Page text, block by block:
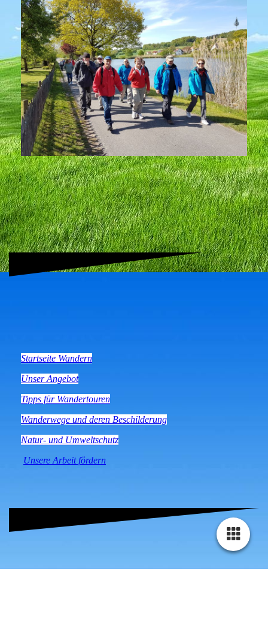
Startseite Wandern
Unser Angebot
Tipps für Wandertouren
Wanderwege und deren Beschilderung
Natur- und Umweltschutz
Unsere Arbeit fördern